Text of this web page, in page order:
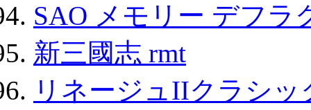
SAO メモリー デフラ
新三國志 rmt
リネージュIIクラシ